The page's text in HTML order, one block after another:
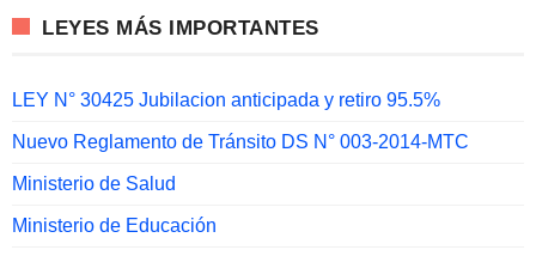
LEYES MÁS IMPORTANTES
LEY N° 30425 Jubilacion anticipada y retiro 95.5%
Nuevo Reglamento de Tránsito DS N° 003-2014-MTC
Ministerio de Salud
Ministerio de Educación